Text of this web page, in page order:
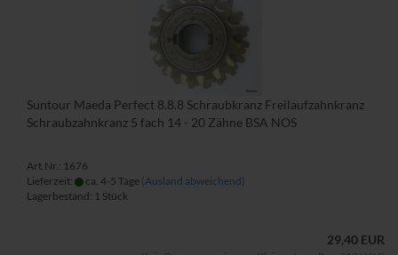
Suntour Maeda Perfect 8.8.8 Schraubkranz Freilaufzahnkranz
Schraubzahnkranz 5 fach 14 - 20 Zähne BSA NOS
Art.Nr.: 1676
Lieferzeit:
ca. 4-5 Tage (Ausland abweichend)
Lagerbestand: 1 Stück
29,40 EUR